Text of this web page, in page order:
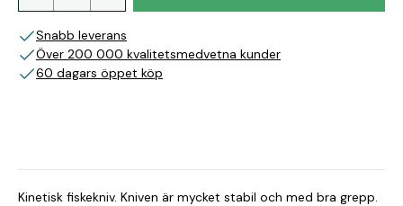
Snabb leverans
Över 200 000 kvalitetsmedvetna kunder
60 dagars öppet köp
Kinetisk fiskekniv. Kniven är mycket stabil och med bra grepp.